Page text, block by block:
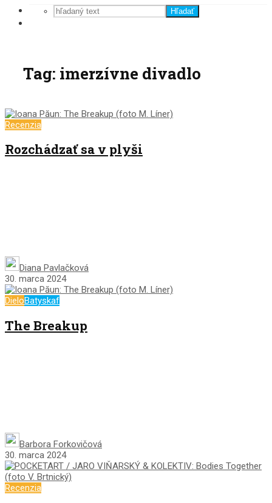
Hľadať
Tag: imerzívne divadlo
Recenzia
Rozchádzať sa v plyši
Diana Pavlačková
30. marca 2024
DieloBatyskaf
The Breakup
Barbora Forkovičová
30. marca 2024
Recenzia